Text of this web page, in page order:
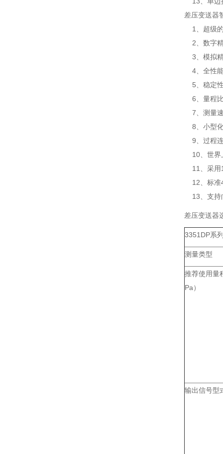
差压变送器
1、超级的
2、数字
3、模拟精
4、全性
5、稳定
6、量程
7、测量
8、小型化
9、过程连
10、世界
11、采用
12、标准
13、支持
差压变送器
3351DP系
测量类型
推荐使用量
Pa）
输出信号型